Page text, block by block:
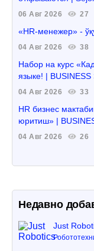
06 Авг 2026 27
«HR-менежер» -
04 Авг 2026 38
Набор на курс
языке! | BUSINESS
04 Авг 2026 33
HR бизнес
юритиш» |
04 Авг 2026 26
Недавно
Just